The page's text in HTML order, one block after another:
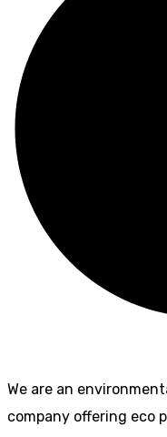
We are an
company offering eco